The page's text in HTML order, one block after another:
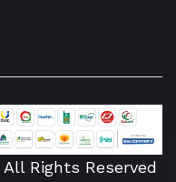
All Rights Reserved